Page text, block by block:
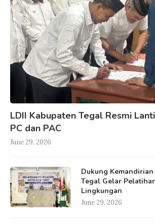
LDII Kabupaten Tegal Resmi
PC dan PAC
June 29, 2026
Dukung
Tegal Gelar
Lingkungan
June 29, 2026